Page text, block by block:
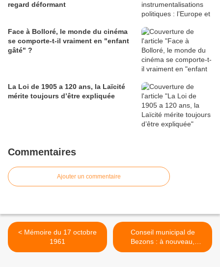
regard déformant
Face à Bolloré, le monde du cinéma
se comporte-t-il vraiment en "enfant
gâté" ?
La Loi de 1905 a 120 ans, la Laïcité
mérite toujours d’être expliquée
Commentaires
Ajouter un commentaire
< Mémoire du 17 octobre
1961
Conseil municipal de
Bezons : à nouveau,
stupeur, mensonges et